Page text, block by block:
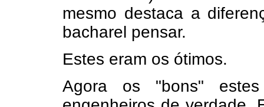
mesmo destaca a
bacharel pensar.
Estes eram os ótimos.
Agora os "bons"